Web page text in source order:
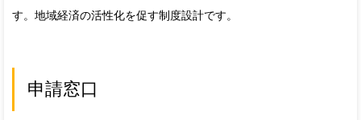
す。地域経済の活性化を促す制度設計です。
申請窓口